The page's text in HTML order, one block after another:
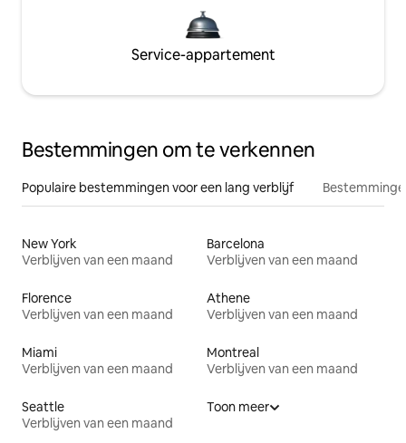
Service-appartement
Bestemmingen om te verkennen
Populaire bestemmingen voor een lang verblijf
New York
Verblijven van een maand
Barcelona
Verblijven van een maand
Florence
Verblijven van een maand
Athene
Verblijven van een maand
Miami
Verblijven van een maand
Montreal
Verblijven van een maand
Seattle
Verblijven van een maand
Toon meer